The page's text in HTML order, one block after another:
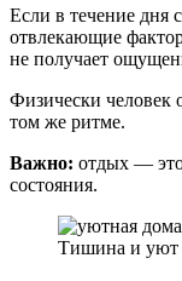
Если в течение дня
отвлекающие
не получает
Физически человек
том же ритме.
Важно: отдых — это
состояния.
Тишина и уют